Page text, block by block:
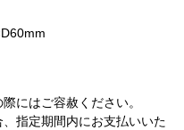
にはご容赦ください。
指定期間内にお支払いいた